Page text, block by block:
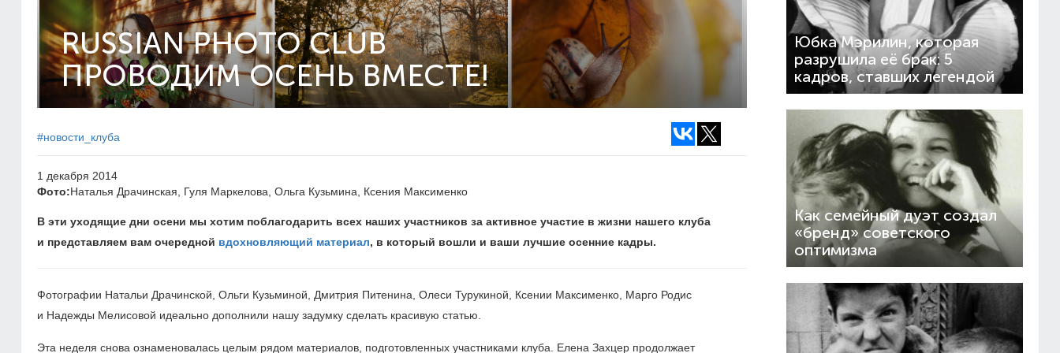
RUSSIAN PHOTO CLUB
ПРОВОДИМ ОСЕНЬ ВМЕСТЕ!
#новости_клуба
1 декабря 2014
Фото:Наталья Драчинская, Гуля Маркелова, Ольга Кузьмина, Ксения Максименко
В эти уходящие дни осени мы хотим поблагодарить всех наших участников за активное участие в жизни нашего клуба
и представляем вам очередной вдохновляющий материал, в который вошли и ваши лучшие осенние кадры.
Фотографии Натальи Драчинской, Ольги Кузьминой, Дмитрия Питенина, Олеси Турукиной, Ксении Максименко, Марго Родис
и Надежды Мелисовой идеально дополнили нашу задумку сделать красивую статью.
Эта неделя снова ознаменовалась целым рядом материалов, подготовленных участниками клуба. Елена Захцер продолжает
Юбка Мэрилин, которая
разрушила её брак: 5
кадров, ставших легендой
Как семейный дуэт создал
«бренд» советского
оптимизма